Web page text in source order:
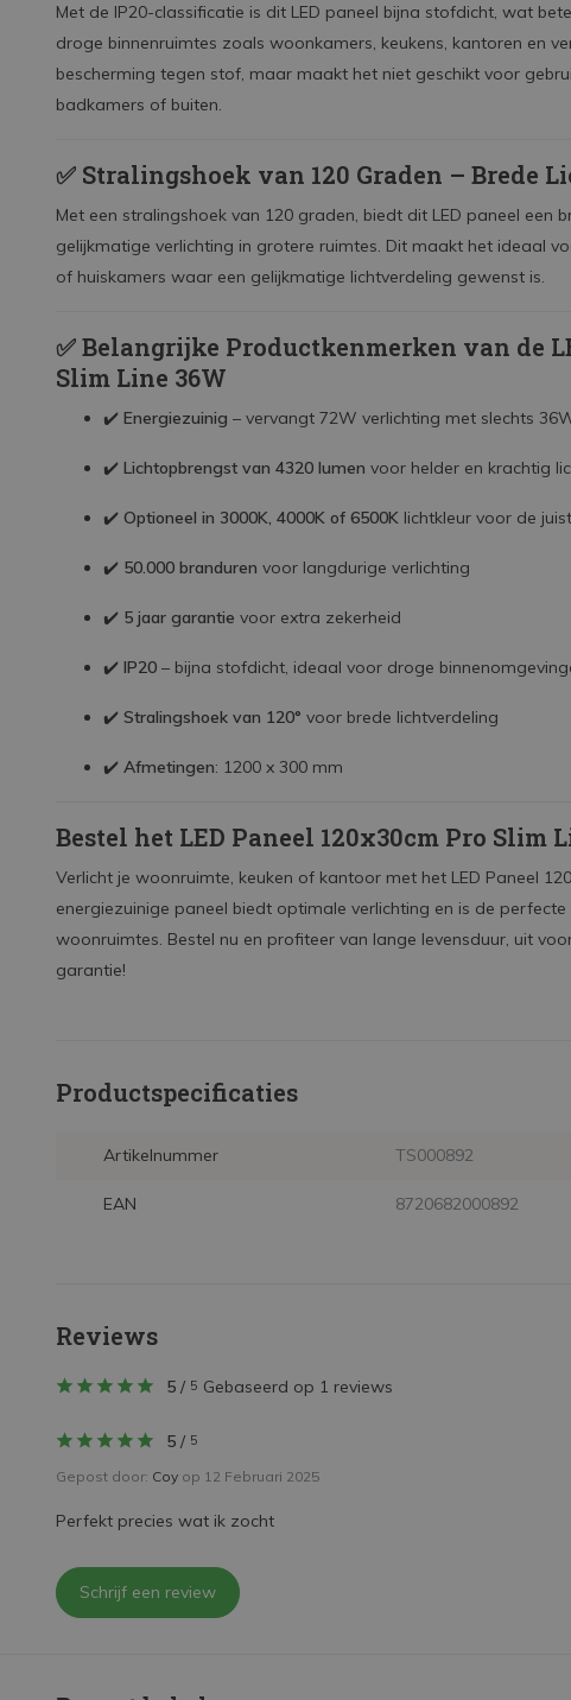
Met de IP20-classificatie is dit LED paneel bijna stofdicht, wat
droge binnenruimtes zoals woonkamers, keukens, kantoren en
bescherming tegen stof, maar maakt het niet geschikt voor
badkamers of buiten.
✅ Stralingshoek van 120 Graden – Brede
Met een stralingshoek van 120 graden, biedt dit LED paneel een
gelijkmatige verlichting in grotere ruimtes. Dit maakt het ideaal
of huiskamers waar een gelijkmatige lichtverdeling gewenst is.
✅Belangrijke Productkenmerken van de
Slim Line 36W
✔️ Energiezuinig – vervangt 72W verlichting met slechts
✔️ Lichtopbrengst van 4320 lumen voor helder en krachtig
✔️ Optioneel in 3000K, 4000K of 6500K lichtkleur voor de
✔️ 50.000 branduren voor langdurige verlichting
✔️ 5 jaar garantie voor extra zekerheid
✔️ IP20 – bijna stofdicht, ideaal voor droge
✔️ Stralingshoek van 120° voor brede lichtverdeling
✔️ Afmetingen: 1200 x 300 mm
Bestel het LED Paneel 120x30cm Pro Slim
Verlicht je woonruimte, keuken of kantoor met het LED Paneel
energiezuinige paneel biedt optimale verlichting en is de
woonruimtes. Bestel nu en profiteer van lange levensduur, uit
garantie!
Productspecificaties
Artikelnummer TS000892
EAN 8720682000892
Reviews
5 / 5 Gebaseerd op 1 reviews
5 / 5
Gepost door: Coy op 12 Februari 2025
Perfekt precies wat ik zocht
Schrijf een review